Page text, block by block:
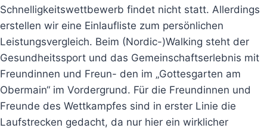
Schnelligkeitswettbewerb findet nicht statt. Allerdings
erstellen wir eine Einlaufliste zum persönlichen
Leistungsvergleich. Beim (Nordic-)Walking steht der
Gesundheitssport und das Gemeinschaftserlebnis mit
Freundinnen und Freun- den im „Gottesgarten am
Obermain“ im Vordergrund. Für die Freundinnen und
Freunde des Wettkampfes sind in erster Linie die
Laufstrecken gedacht, da nur hier ein wirklicher